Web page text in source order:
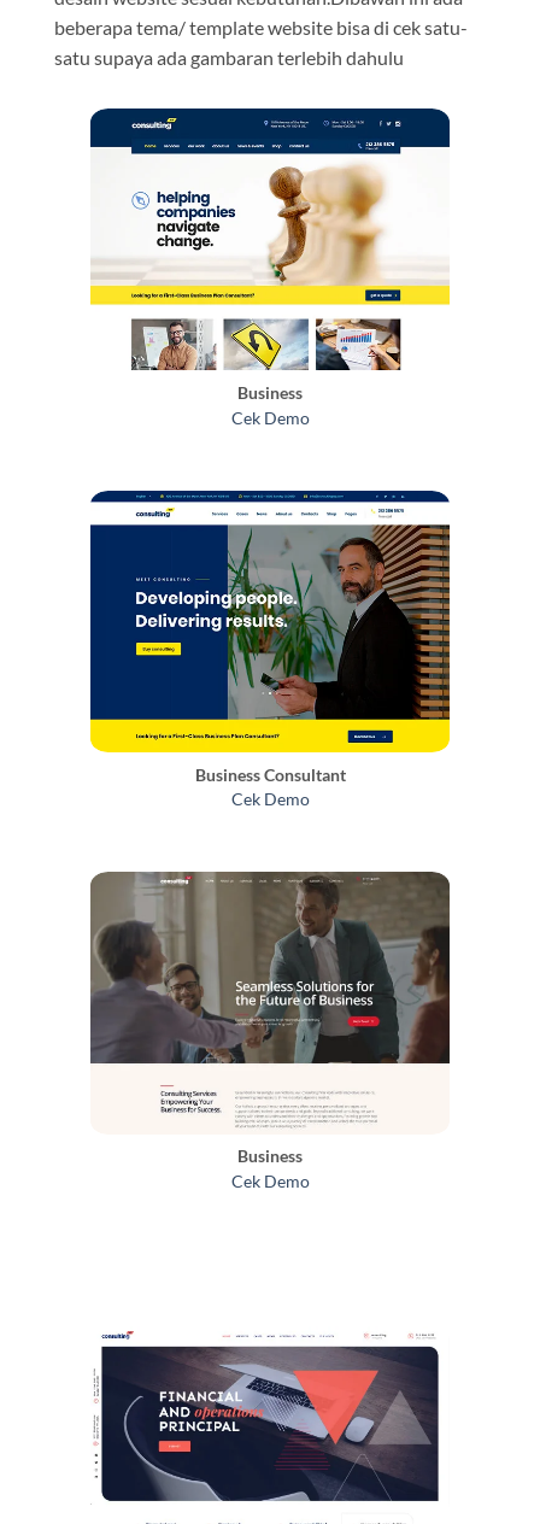
beberapa tema/ template website bisa di cek satu-
satu supaya ada gambaran terlebih dahulu
Business
Cek Demo
Business Consultant
Cek Demo
Business
Cek Demo